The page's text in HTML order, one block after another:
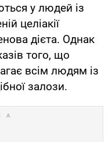
у людей із
целіакії
дієта. Однак
того, що
всім людям із
залози.